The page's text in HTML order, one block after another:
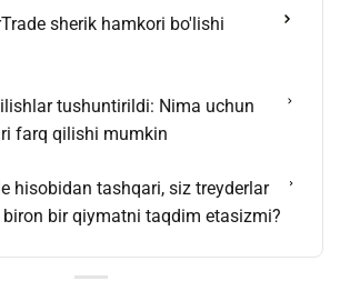
sherik hamkori bo'lishi
tushuntirildi: Nima uchun
farq qilishi mumkin
hisobidan tashqari, siz treyderlar
bir qiymatni taqdim etasizmi?